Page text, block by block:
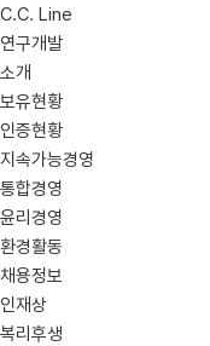
C.C. Line
연구개발
소개
보유현황
인증현황
지속가능경영
통합경영
윤리경영
환경활동
채용정보
인재상
복리후생